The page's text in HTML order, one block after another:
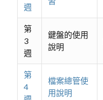
週
第
3
週
鍵盤的使用
說明
第
4
檔案總管使
用說明